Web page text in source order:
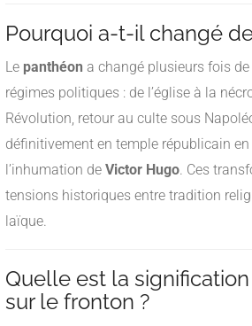
Pourquoi a-t-il changé
Le panthéon a changé plusieurs fois
régimes politiques : de l’église à la
Révolution, retour au culte sous
définitivement en temple républicain
l’inhumation de Victor Hugo. Ces
tensions historiques entre tradition
laïque.
Quelle est la
sur le fronton ?